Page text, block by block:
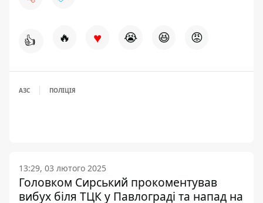
👍 🔥 ♥ 😭 😆 😡
АЗС ПОЛІЦІЯ
13:29, 03 лютого 2025
Головком Сирський прокоментував
вибух біля ТЦК у Павлограді та напад на